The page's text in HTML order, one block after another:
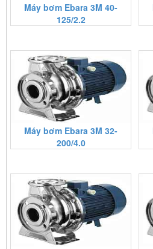
Máy bơm Ebara 3M 40-
125/2.2
Máy bơm Ebara 3M 32-
200/4.0